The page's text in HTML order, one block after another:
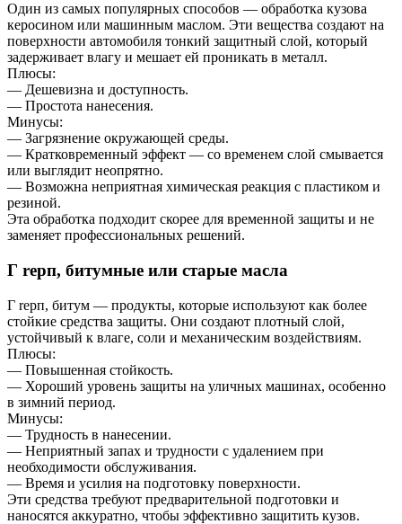
Один из самых популярных способов — обработка кузова
керосином или машинным маслом. Эти вещества создают на
поверхности автомобиля тонкий защитный слой, который
задерживает влагу и мешает ей проникать в металл.
Плюсы:
— Дешевизна и доступность.
— Простота нанесения.
Минусы:
— Загрязнение окружающей среды.
— Кратковременный эффект — со временем слой смывается
или выглядит неопрятно.
— Возможна неприятная химическая реакция с пластиком и
резиной.
Эта обработка подходит скорее для временной защиты и не
заменяет профессиональных решений.
Г repп, битумные или старые масла
Г repп, битум — продукты, которые используют как более
стойкие средства защиты. Они создают плотный слой,
устойчивый к влаге, соли и механическим воздействиям.
Плюсы:
— Повышенная стойкость.
— Хороший уровень защиты на уличных машинах, особенно
в зимний период.
Минусы:
— Трудность в нанесении.
— Неприятный запах и трудности с удалением при
необходимости обслуживания.
— Время и усилия на подготовку поверхности.
Эти средства требуют предварительной подготовки и
наносятся аккуратно, чтобы эффективно защитить кузов.